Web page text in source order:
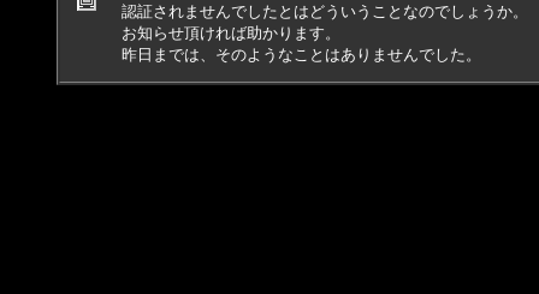
認証されませんでしたとはどういうことなのでしょうか。
お知らせ頂ければ助かります。
昨日までは、そのようなことはありませんでした。